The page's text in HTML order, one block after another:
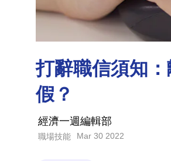
打辭職信須知
假？
經濟一週編輯部
職場技能 Mar 30 2022